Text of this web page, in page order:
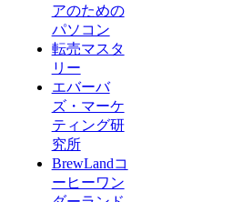
アのための
パソコン
転売マスタ
リー
エバーバ
ズ・マーケ
ティング研
究所
BrewLandコ
ーヒーワン